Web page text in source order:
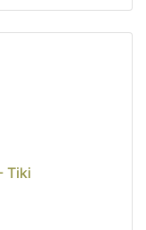
Tiki